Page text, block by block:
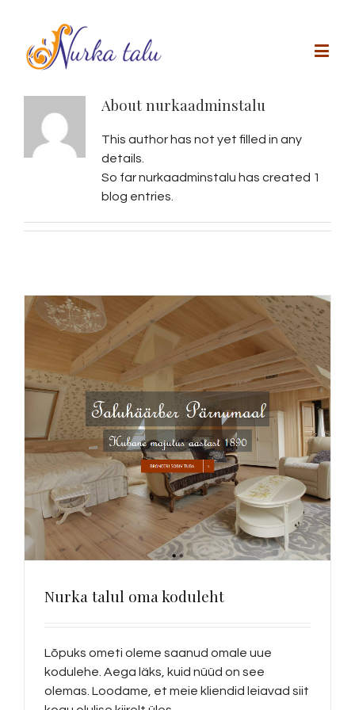
About nurkaadminstalu
This author has not yet filled in any
details.
So far nurkaadminstalu has created 1
blog entries.
Nurka talul oma koduleht
Lõpuks ometi oleme saanud omale uue
kodulehe. Aega läks, kuid nüüd on see
olemas. Loodame, et meie kliendid leiavad siit